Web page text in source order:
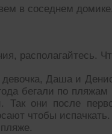
соседнем домике,
Что
Даша и Денис.
бегали по
Так они после
чтобы